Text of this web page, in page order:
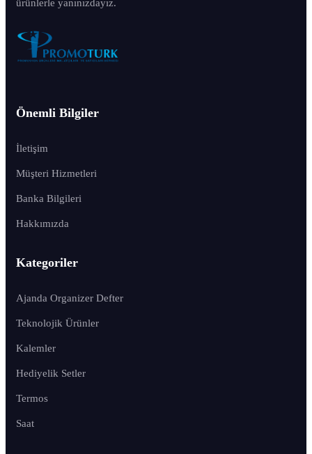
ürünlerle yanınızdayız.
Önemli Bilgiler
İletişim
Müşteri Hizmetleri
Banka Bilgileri
Hakkımızda
Kategoriler
Ajanda Organizer Defter
Teknolojik Ürünler
Kalemler
Hediyelik Setler
Termos
Saat